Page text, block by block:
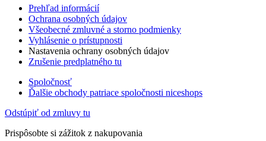
Prehľad informácií
Ochrana osobných údajov
Všeobecné zmluvné a storno podmienky
Vyhlásenie o prístupnosti
Nastavenia ochrany osobných údajov
Zrušenie predplatného tu
Spoločnosť
Ďalšie obchody patriace spoločnosti niceshops
Odstúpiť od zmluvy tu
Prispôsobte si zážitok z nakupovania